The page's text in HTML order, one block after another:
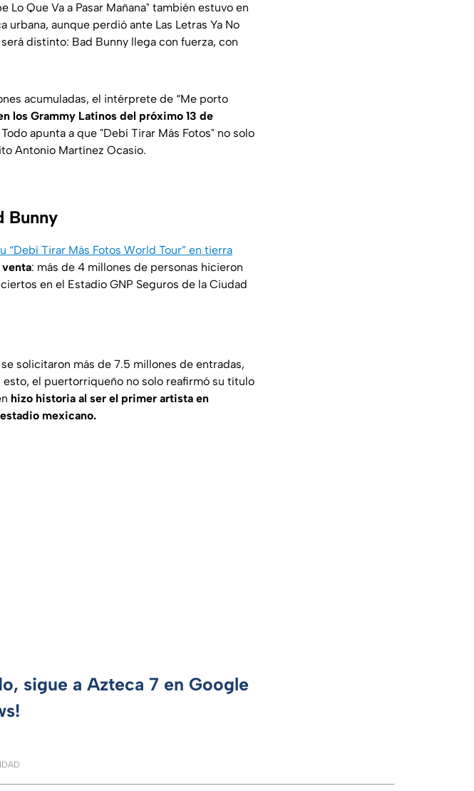
Lo Que Va a Pasar Mañana" también estuvo en
aunque perdió ante Las Letras Ya No
distinto: Bad Bunny llega con fuerza, con
acumuladas, el intérprete de “Me porto
los Grammy Latinos del próximo 13 de
Todo apunta a que "Debí Tirar Más Fotos" no solo
Antonio Martínez Ocasio.
Bunny
“Debí Tirar Más Fotos World Tour” en tierra
: más de 4 millones de personas hicieron
en el Estadio GNP Seguros de la Ciudad
solicitaron más de 7.5 millones de entradas,
el puertorriqueño no solo reafirmó su título
hizo historia al ser el primer artista en
mexicano.
sigue a Azteca 7 en Google